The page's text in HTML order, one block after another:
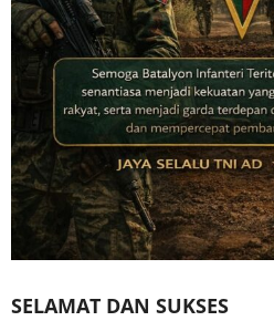
SELAMAT DAN SUKSES